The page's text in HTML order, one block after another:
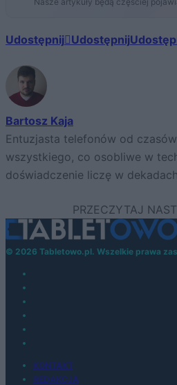
Udostępnij Udostępnij
Bartosz Kaja
Entuzjasta telefonów od
wszystkiego, co osobliwe w
doświadczenie liczę w
© 2026 Tabletowo.pl. Wszelkie prawa
KONTAKT
REDAKCJA